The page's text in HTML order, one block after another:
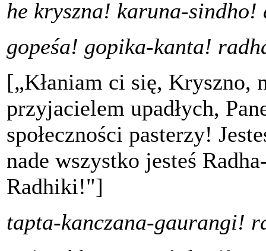
he kryszna! karuna-
gopeśa! gopika-kanta!
[„Kłaniam ci się, Kryszno,
przyjacielem upadłych,
społeczności pasterzy!
nade wszystko jesteś
Radhiki!"]
tapta-kanczana-gaurangi!